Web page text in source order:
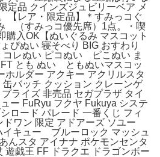
定品 クインズジュビリーベア メ
【レア・限定品】＊すみっコぐ
（すみっコ優先席）1点。・喫
購入OK【ぬいぐるみ マスコット
ぴぬい 寝そべり BIG おすわり
コレぬい ピコぬい ピこぬい ま
とも ぬい ともぬいマスコッ
ルダー アクキー アクリルスタ
バッチ クッション クレーンゲ
ライズ 非売品 セガプラザ タイ
ー FuRyu フクヤ Fukuya システ
ロード パレード 一番くじ フィ
ワン 限定 アドアーズ ソユー
キュー ブルーロック マッシュ
んスタ アイナナ ポケモンセンタ
遊戯王 FF ドラクエ ドラゴンボー